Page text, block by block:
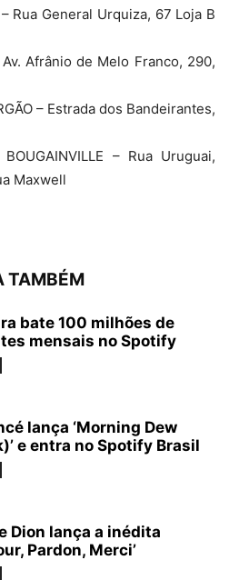
Rua General Urquiza, 67 Loja B
Av. Afrânio de Melo Franco, 290,
– Estrada dos Bandeirantes,
– Rua Uruguai,
Maxwell
TAMBÉM
bate 100 milhões de
mensais no Spotify
lança ‘Morning Dew
e entra no Spotify Brasil
Dion lança a inédita
Pardon, Merci’